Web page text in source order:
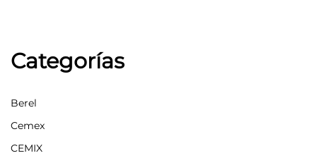
Categorías
Berel
Cemex
CEMIX